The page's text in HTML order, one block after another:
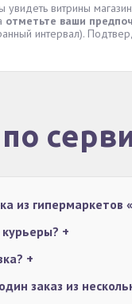
увидеть витрины
отметьте ваши
интервал).
из гипермаркетов
+
+
заказ из